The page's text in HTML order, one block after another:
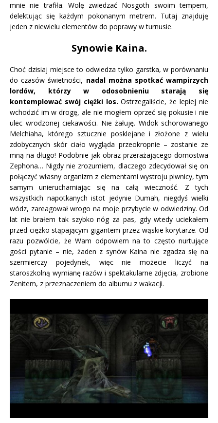
mnie nie trafiła. Wolę zwiedzać Nosgoth swoim tempem,
delektując się każdym pokonanym metrem. Tutaj znajduję
jeden z niewielu elementów do poprawy w turnusie.
Synowie Kaina.
Choć dzisiaj miejsce to odwiedza tylko garstka, w porównaniu
do czasów świetności, nadal można spotkać wampirzych
lordów, którzy w odosobnieniu starają się
kontemplować swój ciężki los. Ostrzegaliście, że lepiej nie
wchodzić im w drogę, ale nie mogłem oprzeć się pokusie i nie
ulec wrodzonej ciekawości. Nie żałuję. Widok schorowanego
Melchiaha, którego sztucznie posklejane i złożone z wielu
zdobycznych skór ciało wygląda przeokropnie – zostanie ze
mną na długo! Podobnie jak obraz przerażającego domostwa
Zephona… Nigdy nie zrozumiem, dlaczego zdecydował się on
połączyć własny organizm z elementami wystroju piwnicy, tym
samym unieruchamiając się na całą wieczność. Z tych
wszystkich napotkanych istot jedynie Dumah, niegdyś wielki
wódz, zareagował wrogo na moje przybycie w odwiedziny. Od
lat nie brałem tak szybko nóg za pas, gdy wtedy uciekałem
przed ciężko stąpającym gigantem przez wąskie korytarze. Od
razu pozwólcie, że Wam odpowiem na to często nurtujące
gości pytanie – nie, żaden z synów Kaina nie zgadza się na
szermierczy pojedynek, więc nie możecie liczyć na
staroszkolną wymianę razów i spektakularne zdjęcia, zrobione
Zenitem, z przeznaczeniem do albumu z wakacji.